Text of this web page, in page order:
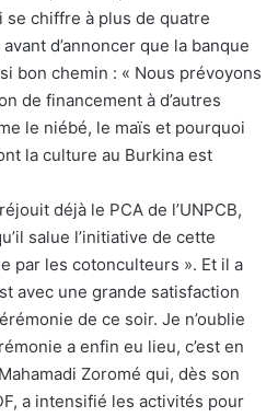
se chiffre à plus de quatre
d’annoncer que la banque
bon chemin : « Nous prévoyons
de financement à d’autres
le niébé, le maïs et pourquoi
la culture au Burkina est
déjà le PCA de l’UNPCB,
salue l’initiative de cette
par les cotonculteurs ». Et il a
avec une grande satisfaction
de ce soir. Je n’oublie
a enfin eu lieu, c’est en
Zoromé qui, dès son
a intensifié les activités pour